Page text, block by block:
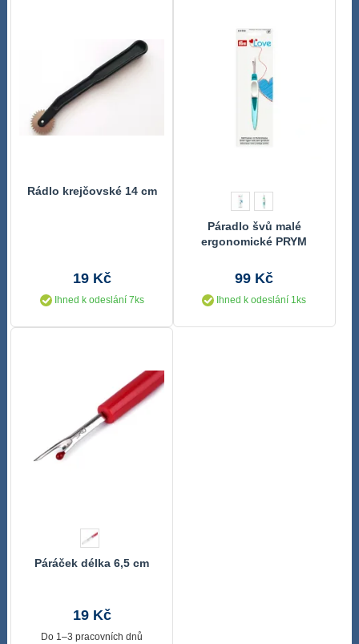
Rádlo krejčovské 14 cm
19 Kč
Ihned k odeslání 7ks
Páradlo švů malé
ergonomické PRYM
99 Kč
Ihned k odeslání 1ks
Páráček délka 6,5 cm
19 Kč
Do 1–3 pracovních dnů